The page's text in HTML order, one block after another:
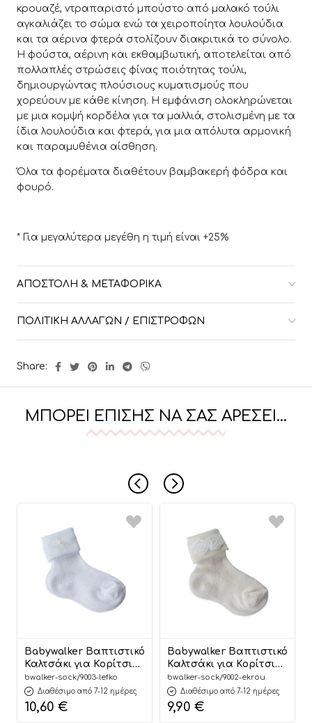
κρουαζέ, ντραπαριστό μπούστο από μαλακό τούλι
αγκαλιάζει το σώμα ενώ τα χειροποίητα λουλούδια
και τα αέρινα φτερά στολίζουν διακριτικά το σύνολο.
Η φούστα, αέρινη και εκθαμβωτική, αποτελείται από
πολλαπλές στρώσεις φίνας ποιότητας τούλι,
δημιουργώντας πλούσιους κυματισμούς που
χορεύουν με κάθε κίνηση. Η εμφάνιση ολοκληρώνεται
με μια κομψή κορδέλα για τα μαλλιά, στολισμένη με τα
ίδια λουλούδια και φτερά, για μια απόλυτα αρμονική
και παραμυθένια αίσθηση.
Όλα τα φορέματα διαθέτουν βαμβακερή φόδρα και
φουρό.
* Για μεγαλύτερα μεγέθη η τιμή είναι +25%
ΑΠΟΣΤΟΛΉ & ΜΕΤΑΦΟΡΙΚΆ
ΠΟΛΙΤΙΚΉ ΑΛΛΑΓΏΝ / ΕΠΙΣΤΡΟΦΏΝ
Share:
ΜΠΟΡΕΊ ΕΠΊΣΗΣ ΝΑ ΣΑΣ ΑΡΈΣΕΙ…
Babywalker Βαπτιστικό
Καλτσάκι για Κορίτσι
Λευκό 9003
bwalker-sock/9003-lefko
Διαθέσιμο από 7-12 ημέρες
10,60 €
Babywalker Βαπτιστικό
Καλτσάκι για Κορίτσι
Εκρού 9002
bwalker-sock/9002-ekrou
Διαθέσιμο από 7-12 ημέρες
9,90 €